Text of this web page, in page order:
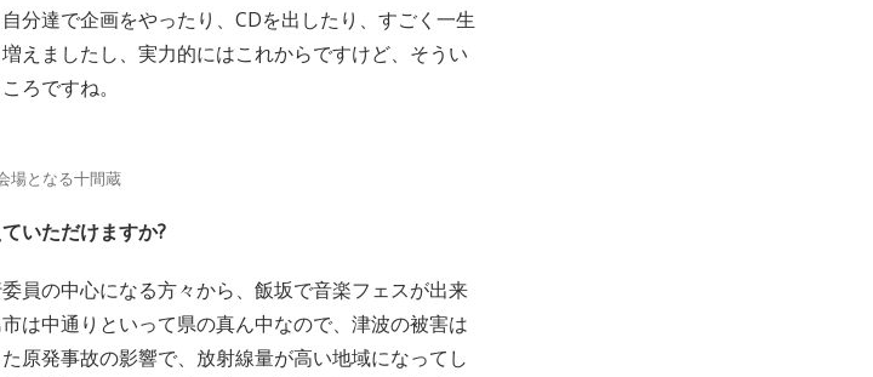
分達で企画をやったり、CDを出したり、すごく一生
えましたし、実力的にはこれからですけど、そうい
ろですね。
場となる十間蔵
いただけますか?
員の中心になる方々から、飯坂で音楽フェスが出来
は中通りといって県の真ん中なので、津波の被害は
原発事故の影響で、放射線量が高い地域になってし